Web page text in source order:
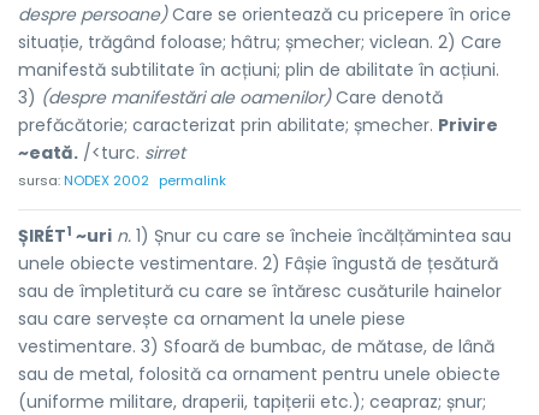
despre persoane)Care se orientează cu pricepere în orice
situație, trăgând foloase; hâtru; șmecher; viclean. 2) Care
manifestă subtilitate în acțiuni; plin de abilitate în acțiuni.
3) (despre manifestări ale oamenilor)Care denotă
prefăcătorie; caracterizat prin abilitate; șmecher. Privire
~eată. /<turc. sirret
sursa:NODEX 2002 permalink
ȘIRÉT1 ~uri n. 1) Șnur cu care se încheie încălțămintea sau
unele obiecte vestimentare. 2) Fâșie îngustă de țesătură
sau de împletitură cu care se întăresc cusăturile hainelor
sau care servește ca ornament la unele piese
vestimentare. 3) Sfoară de bumbac, de mătase, de lână
sau de metal, folosită ca ornament pentru unele obiecte
(uniforme militare, draperii, tapițerii etc.); ceapraz; șnur;